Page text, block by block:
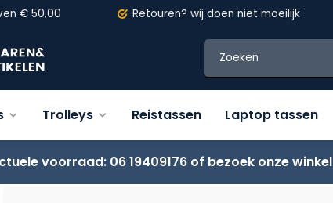
€ 50,00 Retouren? wij doen niet moeilijk
Trolleys Reistassen Laptop tassen
voorraad: 06 19409176 of bezoek onze winkel
M 25L - 10002634